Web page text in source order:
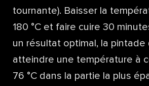
tournante). Baisser la
180 °C et faire cuire 30
un résultat optimal, la pintade
atteindre une température à
76 °C dans la partie la plus